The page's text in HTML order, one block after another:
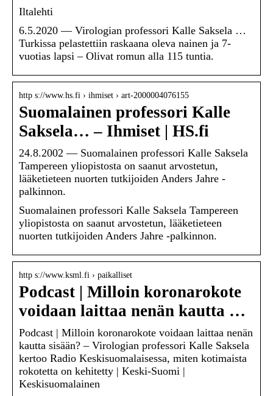
Iltalehti
6.5.2020 — Virologian professori Kalle Saksela …
Turkissa pelastettiin raskaana oleva nainen ja 7-
vuotias lapsi – Olivat romun alla 115 tuntia.
http s://www.hs.fi › ihmiset › art-2000004076155
Suomalainen professori Kalle
Saksela… – Ihmiset | HS.fi
24.8.2002 — Suomalainen professori Kalle Saksela
Tampereen yliopistosta on saanut arvostetun,
lääketieteen nuorten tutkijoiden Anders Jahre -
palkinnon.
Suomalainen professori Kalle Saksela Tampereen
yliopistosta on saanut arvostetun, lääketieteen
nuorten tutkijoiden Anders Jahre -palkinnon.
http s://www.ksml.fi › paikalliset
Podcast | Milloin koronarokote
voidaan laittaa nenän kautta …
Podcast | Milloin koronarokote voidaan laittaa nenän
kautta sisään? – Virologian professori Kalle Saksela
kertoo Radio Keskisuomalaisessa, miten kotimaista
rokotetta on kehitetty | Keski-Suomi |
Keskisuomalainen